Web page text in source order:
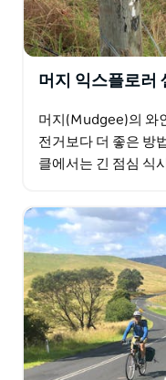
머지 익스플로러
머지(Mudgee)의 와
전거보다 더 좋은 방
클에서는 긴 점심 식